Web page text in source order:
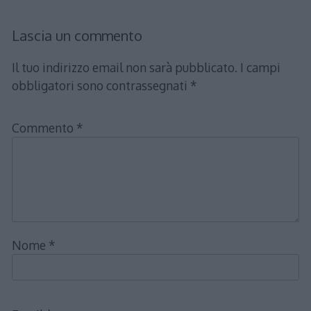
Lascia un commento
Il tuo indirizzo email non sarà pubblicato. I campi
obbligatori sono contrassegnati *
Commento *
Nome *